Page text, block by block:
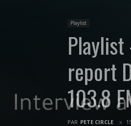
Playlist
Playlist
report
103.8
PAR PETE CIRCLE